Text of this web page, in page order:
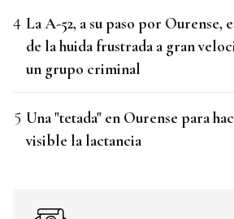
La A-52, a su paso por Ourense,
de la huida frustrada a gran
un grupo criminal
Una "tetada" en Ourense para
visible la lactancia